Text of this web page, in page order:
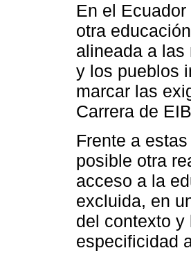
En el
otra
alineada a
y los pueblos
marcar las
Carrera de
Frente a
posible otra
acceso a la
excluida, en
del contexto y
especificidad